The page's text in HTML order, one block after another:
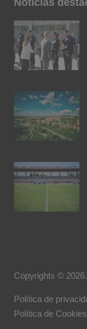
Copyrights ©
Política de
Política de Cookies